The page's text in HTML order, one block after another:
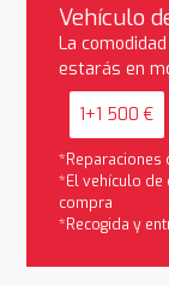
Vehículo
La
estarás en
1+1 500 €
*Reparaciones
*El vehículo
compra
*Recogida y